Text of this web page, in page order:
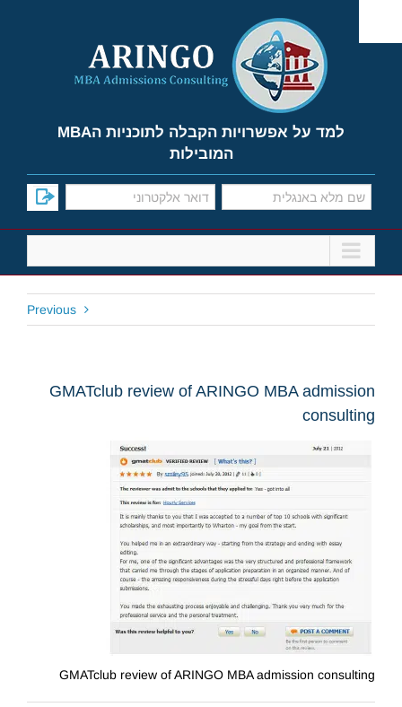
content
למד על אפשרויות הקבלה לתוכניות הMBA
המובילות
Previous
GMATclub review of ARINGO MBA admission
consulting
GMATclub review of ARINGO MBA admission consulting